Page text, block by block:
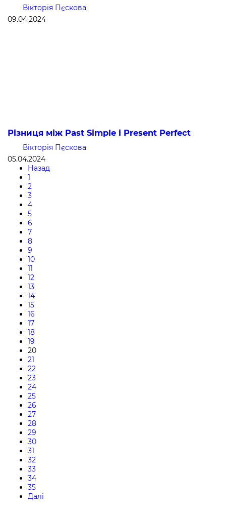
Вікторія Пєскова
09.04.2024
Різниця між Past Simple і Present Perfect
Вікторія Пєскова
05.04.2024
Назад
1
2
3
4
5
6
7
8
9
10
11
12
13
14
15
16
17
18
19
20
21
22
23
24
25
26
27
28
29
30
31
32
33
34
35
Далі